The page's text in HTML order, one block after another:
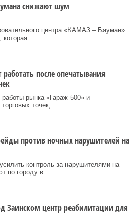
снижают шум
центра «КАМАЗ – Бауман»
которая ...
после опечатывания
рынка «Гараж 500» и
точек, ...
против ночных нарушителей на
контроль за нарушителями на
по городу в ...
Заинском центр реабилитации для